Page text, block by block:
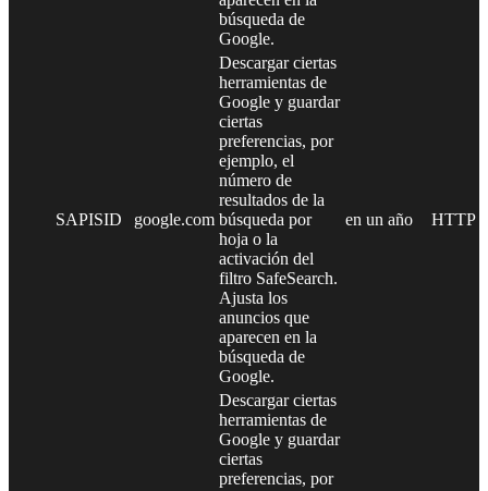
búsqueda de
Google.
SAPISID google.com
Descargar ciertas
herramientas de
Google y guardar
ciertas
preferencias, por
ejemplo, el
número de
resultados de la
búsqueda por
hoja o la
activación del
filtro SafeSearch.
Ajusta los
anuncios que
aparecen en la
búsqueda de
Google.
en un año HTTP
Descargar ciertas
herramientas de
Google y guardar
ciertas
preferencias, por